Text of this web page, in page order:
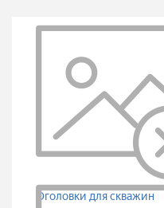
Оголовки для скважин